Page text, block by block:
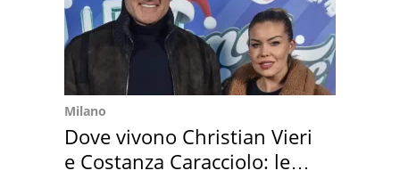
Milano
Dove vivono Christian Vieri
e Costanza Caracciolo: le